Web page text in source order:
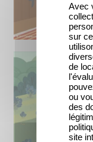
Avec
sur
de
ou
des
site